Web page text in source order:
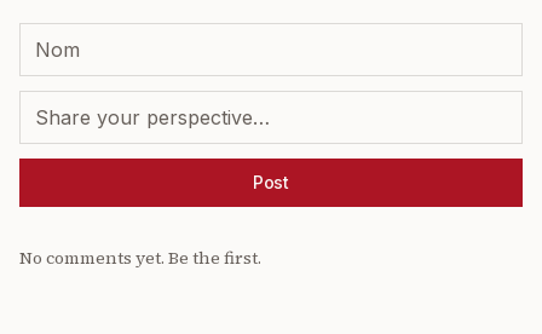
Post
No comments yet. Be the first.